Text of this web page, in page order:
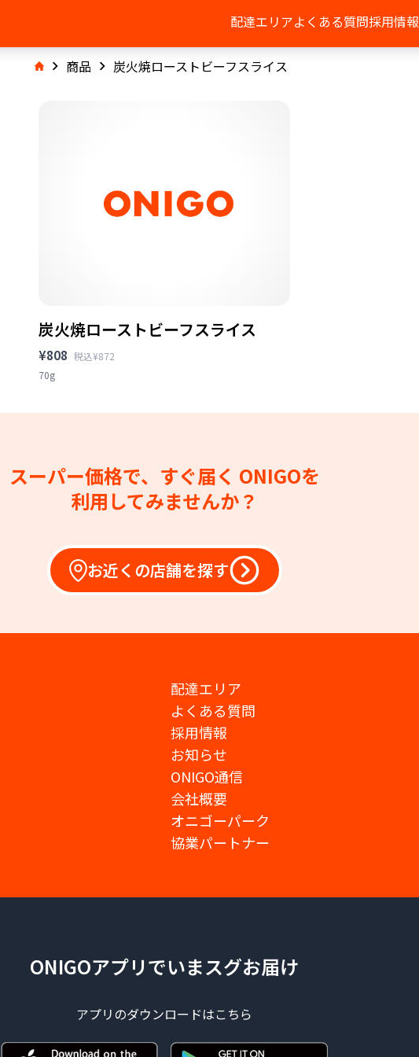
配達エリアよくある質問採用情報
商品 炭火焼ローストビーフスライス
炭火焼ローストビーフスライス
¥808 税込¥872
70g
スーパー価格で、すぐ届く ONIGOを
利用してみませんか？
お近くの店舗を探す
配達エリア
よくある質問
採用情報
お知らせ
ONIGO通信
会社概要
オニゴーパーク
協業パートナー
ONIGOアプリでいまスグお届け
アプリのダウンロードはこちら